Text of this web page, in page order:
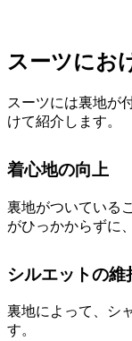
スーツにお
スーツには裏地が
けて紹介します。
着心地の向上
裏地がついている
がひっかからずに
シルエットの維
裏地によって、シ
す。